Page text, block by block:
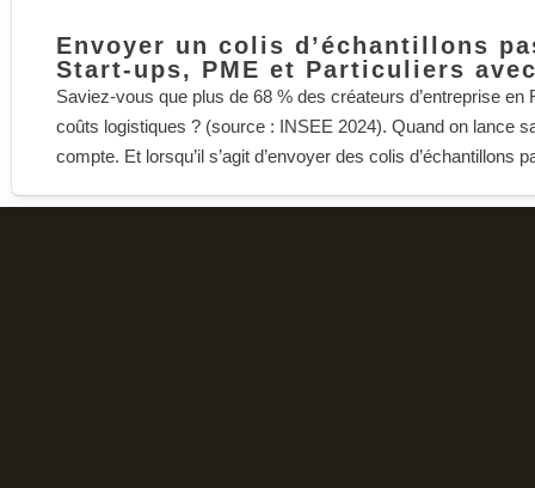
Envoyer un colis d’échantillons
Start-ups, PME et Particuliers
Saviez-vous que plus de 68 % des créateurs d’entreprise
coûts logistiques ? (source : INSEE 2024). Quand on lance
compte. Et lorsqu’il s’agit d’envoyer des colis d’échantillons